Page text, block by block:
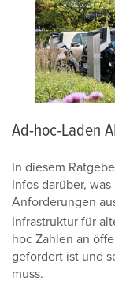
Ad-hoc-Laden
In diesem
Infos darüber,
Anforderungen
Infrastruktur für
hoc Zahlen an
gefordert ist und
muss.